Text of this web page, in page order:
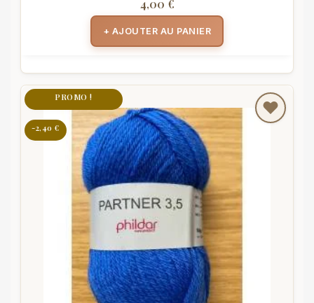
4,00 €
+ AJOUTER AU PANIER
PROMO !
-2,40 €